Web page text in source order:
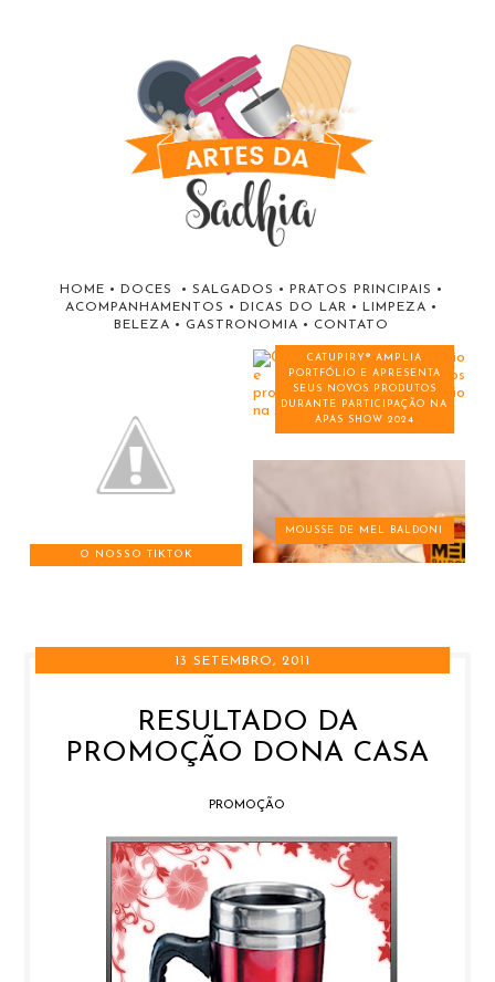
HOME • DOCES • SALGADOS • PRATOS PRINCIPAIS •
ACOMPANHAMENTOS • DICAS DO LAR • LIMPEZA •
BELEZA • GASTRONOMIA • CONTATO
O NOSSO TIKTOK
CATUPIRY® AMPLIA
PORTFÓLIO E APRESENTA
SEUS NOVOS PRODUTOS
DURANTE PARTICIPAÇÃO NA
APAS SHOW 2024
MOUSSE DE MEL BALDONI
13 SETEMBRO, 2011
RESULTADO DA
PROMOÇÃO DONA CASA
PROMOÇÃO